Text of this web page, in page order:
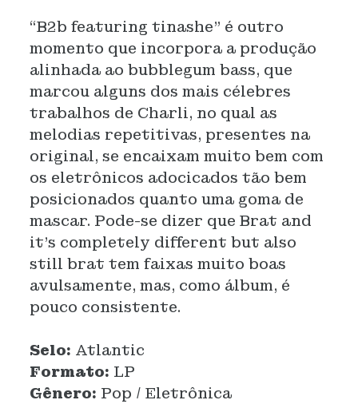
“B2b featuring tinashe” é outro
momento que incorpora a produção
alinhada ao bubblegum bass, que
marcou alguns dos mais célebres
trabalhos de Charli, no qual as
melodias repetitivas, presentes na
original, se encaixam muito bem com
os eletrônicos adocicados tão bem
posicionados quanto uma goma de
mascar. Pode-se dizer que Brat and
it's completely different but also
still brat tem faixas muito boas
avulsamente, mas, como álbum, é
pouco consistente.
Selo: Atlantic
Formato: LP
Gênero: Pop / Eletrônica